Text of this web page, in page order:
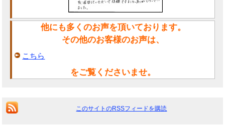
他にも多くのお声を頂いております。
その他のお客様のお声は、
こちら
をご覧くださいませ。
このサイトのRSSフィードを購読